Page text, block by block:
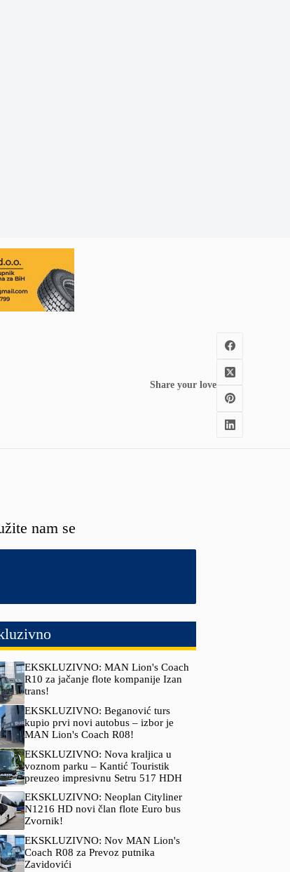
Share your love
nam se
EKSKLUZIVNO: MAN Lion's Coach
R10 za jačanje flote kompanije Izan
trans!
EKSKLUZIVNO: Beganović turs
kupio prvi novi autobus – izbor je
MAN Lion's Coach R08!
EKSKLUZIVNO: Nova kraljica u
voznom parku – Kantić Touristik
preuzeo impresivnu Setru 517 HDH
EKSKLUZIVNO: Neoplan Cityliner
N1216 HD novi član flote Euro bus
Zvornik!
EKSKLUZIVNO: Nov MAN Lion's
Coach R08 za Prevoz putnika
Zavidovići